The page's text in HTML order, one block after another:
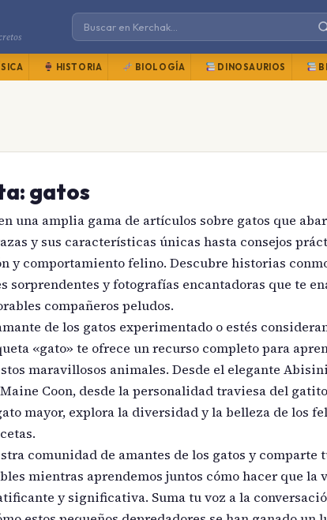
HISTORIA BIOLOGÍA DINOSAURIOS
gatos
una amplia gama de artículos sobre gatos que
y sus características únicas hasta consejos
y comportamiento felino. Descubre historias
sorprendentes y fotografías encantadoras que te
compañeros peludos.
de los gatos experimentado o estés
«gato» te ofrece un recurso completo para
maravillosos animales. Desde el elegante
Coon, desde la personalidad traviesa del
mayor, explora la diversidad y la belleza de los
comunidad de amantes de los gatos y comparte
mientras aprendemos juntos cómo hacer que la
y significativa. Suma tu voz a la